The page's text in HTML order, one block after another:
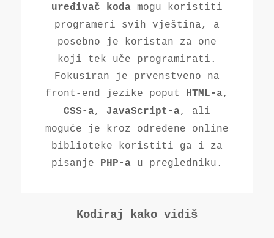
uređivač koda mogu koristiti
programeri svih vještina, a
posebno je koristan za one
koji tek uče programirati.
Fokusiran je prvenstveno na
front-end jezike poput
HTML-a,
CSS-a, JavaScript-a, ali
moguće je kroz određene online
biblioteke koristiti ga i za
pisanje
PHP-a u pregledniku.
Kodiraj kako vidiš